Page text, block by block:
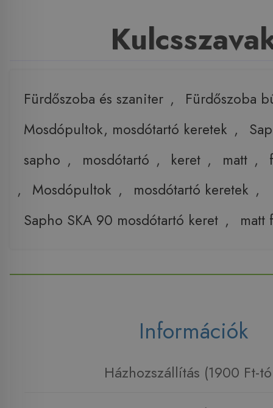
Fürdőszoba és szaniter ,
Fürdőszoba
Mosdópultok, mosdótartó keretek ,
sapho , mosdótartó , keret , matt ,
,
Mosdópultok , mosdótartó keretek ,
Sapho SKA 90 mosdótartó keret , matt
Információk
Házhozszállítás (1900 Ft-